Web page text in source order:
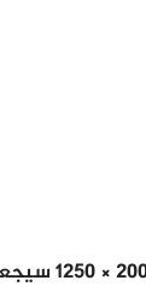
الطريقة الرئيسية لـ كيفية